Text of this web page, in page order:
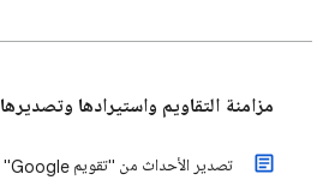
مزامنة التقاويم واستيرادها وتصديرها
تصدير الأحداث من "تقويم Google"